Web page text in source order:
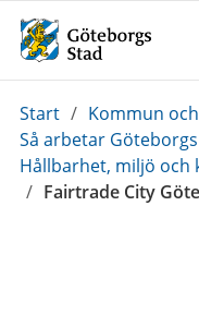
Du
är
här:
Start / Kommun
Så arbetar
Hållbarhet, miljö och
/ Fairtrade City